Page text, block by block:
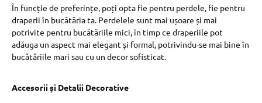
În funcție de preferințe, poți opta fie pentru perdele, fie pentru
draperii în bucătăria ta. Perdelele sunt mai ușoare și mai
potrivite pentru bucătăriile mici, în timp ce draperiile pot
adăuga un aspect mai elegant și formal, potrivindu-se mai bine în
bucătăriile mari sau cu un decor sofisticat.
Accesorii și Detalii Decorative